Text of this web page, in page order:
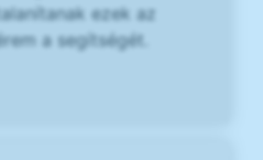
ezek az
a segítségét.